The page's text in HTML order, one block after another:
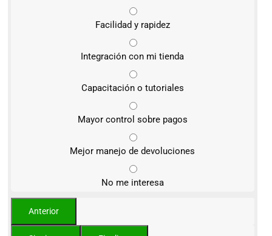
Facilidad y rapidez
Integración con mi tienda
Capacitación o tutoriales
Mayor control sobre pagos
Mejor manejo de devoluciones
No me interesa